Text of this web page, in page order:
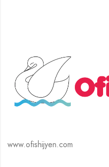
www.ofishijyen.com